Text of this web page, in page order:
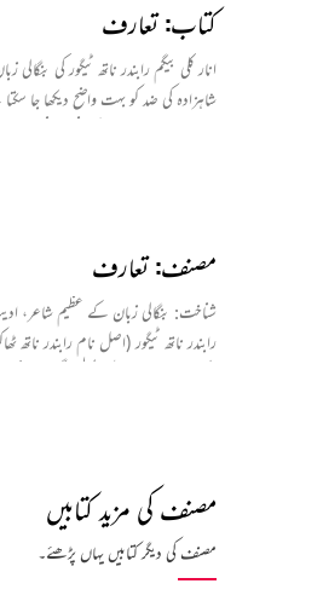
کتاب: تعارف
انار کلی بیگم رابندر ناتھ ٹیگور کی
شاہزادہ کی ضد کو بہت واضح دیکھا جا
مصنف: تعارف
شناخت: بنگالی زبان کے عظیم شاعر،
رابندر ناتھ ٹیگور (اصل نام رابندر
کر گیا۔ شانتی نکیتن ہی میں ٹیگور
اردو ادب پر بھی رابندر ناتھ ٹیگور
کے ادوار میں سہیل احمد فاروقی، ایم علی
اردو کے کئی بڑے ادیب اور شاعر، جیسے
مصنف کی مزید کتابیں
مصنف کی دیگر کتابیں یہاں پڑھئے۔